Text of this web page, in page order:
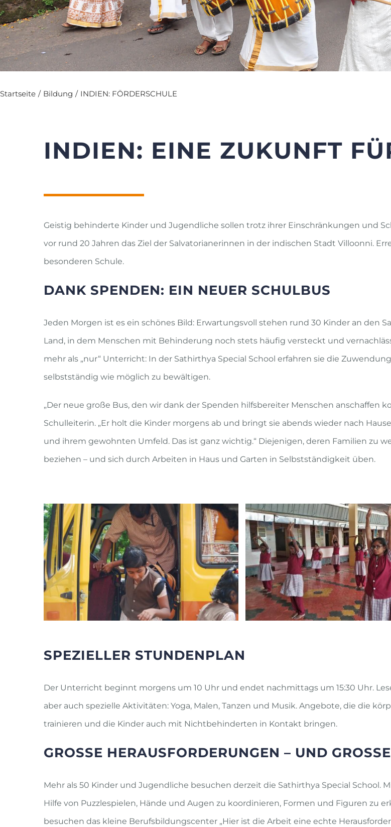
Startseite / Bildung / INDIEN: FÖRDERSCHULE
INDIEN: EINE ZUKUNFT
Geistig behinderte Kinder und Jugendliche sollen trotz ihrer Einschränkungen und
vor rund 20 Jahren das Ziel der Salvatorianerinnen in der indischen Stadt Villoonni.
besonderen Schule.
DANK SPENDEN: EIN NEUER SCHULBUS
Jeden Morgen ist es ein schönes Bild: Erwartungsvoll stehen rund 30 Kinder an den
Land, in dem Menschen mit Behinderung noch stets häufig versteckt und
mehr als „nur“ Unterricht: In der Sathirthya Special School erfahren sie die
selbstständig wie möglich zu bewältigen.
„Der neue große Bus, den wir dank der Spenden hilfsbereiter Menschen anschaffen
Schulleiterin. „Er holt die Kinder morgens ab und bringt sie abends wieder nach
und ihrem gewohnten Umfeld. Das ist ganz wichtig.“ Diejenigen, deren Familien zu
beziehen – und sich durch Arbeiten in Haus und Garten in Selbstständigkeit üben.
SPEZIELLER STUNDENPLAN
Der Unterricht beginnt morgens um 10 Uhr und endet nachmittags um 15:30 Uhr.
aber auch spezielle Aktivitäten: Yoga, Malen, Tanzen und Musik. Angebote, die die
trainieren und die Kinder auch mit Nichtbehinderten in Kontakt bringen.
GROSSE HERAUSFORDERUNGEN – UND
Mehr als 50 Kinder und Jugendliche besuchen derzeit die Sathirthya Special School.
Hilfe von Puzzlespielen, Hände und Augen zu koordinieren, Formen und Figuren zu
besuchen das kleine Berufsbildungscenter „Hier ist die Arbeit eine echte